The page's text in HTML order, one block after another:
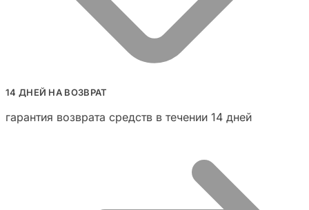
14 ДНЕЙ НА ВОЗВРАТ
гарантия возврата средств в течении 14 дней